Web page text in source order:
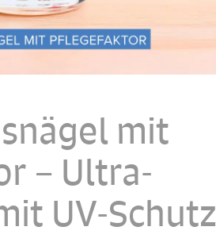
mit
– Ultra-
UV-Schutz